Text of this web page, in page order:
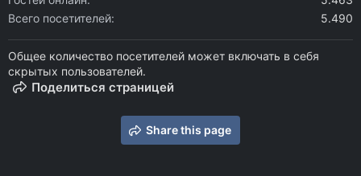
Всего посетителей
5.490
Общее количество посетителей может включать в себя
скрытых пользователей.
Поделиться страницей
Share this page